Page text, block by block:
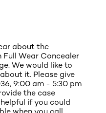
about the
Full Wear Concealer
We would like to
it. Please give
9:00 am - 5:30 pm
the case
if you could